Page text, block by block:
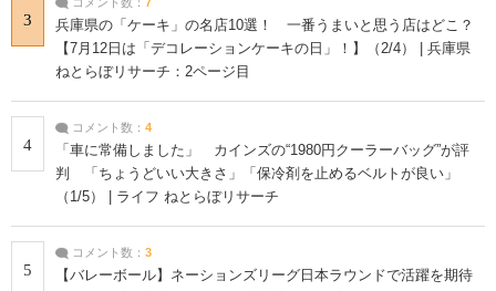
3
兵庫県の「ケーキ」の名店10選！ 一番うまいと思う店はどこ？
【7月12日は「デコレーションケーキの日」！】（2/4） | 兵庫県
ねとらぼリサーチ：2ページ目
4
コメント数： 4
「車に常備しました」 カインズの“1980円クーラーバッグ”が評
判 「ちょうどいい大きさ」「保冷剤を止めるベルトが良い」
（1/5） | ライフ ねとらぼリサーチ
5
コメント数： 3
【バレーボール】ネーションズリーグ日本ラウンドで活躍を期待